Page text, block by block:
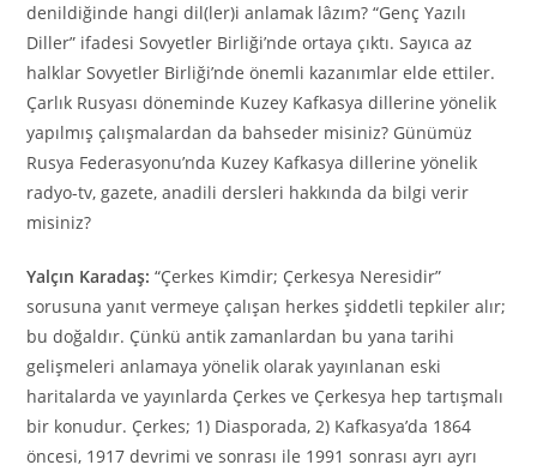
denildiğinde hangi dil(ler)i anlamak lâzım? “Genç Yazılı
Diller” ifadesi Sovyetler Birliği’nde ortaya çıktı. Sayıca az
halklar Sovyetler Birliği’nde önemli kazanımlar elde ettiler.
Çarlık Rusyası döneminde Kuzey Kafkasya dillerine yönelik
yapılmış çalışmalardan da bahseder misiniz? Günümüz
Rusya Federasyonu’nda Kuzey Kafkasya dillerine yönelik
radyo-tv, gazete, anadili dersleri hakkında da bilgi verir
misiniz?
Yalçın Karadaş: “Çerkes Kimdir; Çerkesya Neresidir”
sorusuna yanıt vermeye çalışan herkes şiddetli tepkiler alır;
bu doğaldır. Çünkü antik zamanlardan bu yana tarihi
gelişmeleri anlamaya yönelik olarak yayınlanan eski
haritalarda ve yayınlarda Çerkes ve Çerkesya hep tartışmalı
bir konudur. Çerkes; 1) Diasporada, 2) Kafkasya’da 1864
öncesi, 1917 devrimi ve sonrası ile 1991 sonrası ayrı ayrı